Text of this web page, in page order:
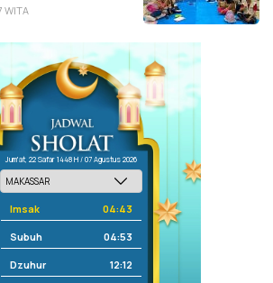
WITA
Jum'at, 22 Safar 1448 H / 07 Agustus 2026
Imsak 04:43
Subuh 04:53
Dzuhur 12:12